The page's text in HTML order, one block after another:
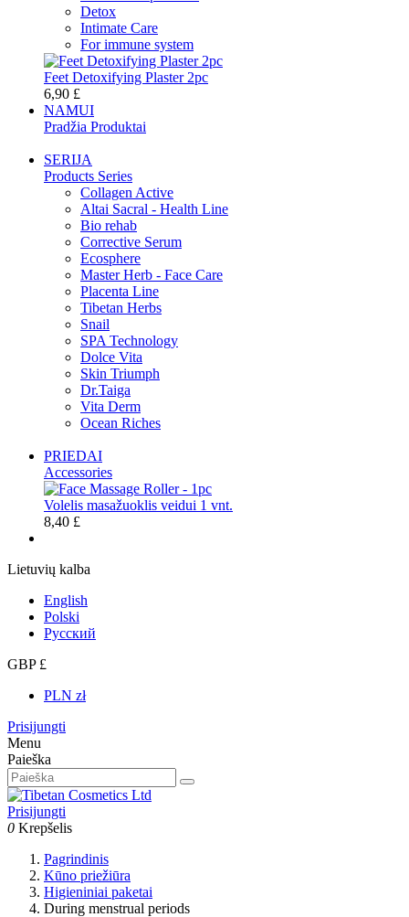
Detox
Intimate Care
For immune system
Feet Detoxifying Plaster 2pc
6,90 £
NAMUI
Pradžia Produktai
SERIJA
Products Series
Collagen Active
Altai Sacral - Health Line
Bio rehab
Corrective Serum
Ecosphere
Master Herb - Face Care
Placenta Line
Tibetan Herbs
Snail
SPA Technology
Dolce Vita
Skin Triumph
Dr.Taiga
Vita Derm
Ocean Riches
PRIEDAI
Accessories
Volelis masažuoklis veidui 1 vnt.
8,40 £
Lietuvių kalba
English
Polski
Русский
GBP £
PLN zł
Prisijungti
Menu
Paieška
Prisijungti
0 Krepšelis
Pagrindinis
Kūno priežiūra
Higieniniai paketai
During menstrual periods